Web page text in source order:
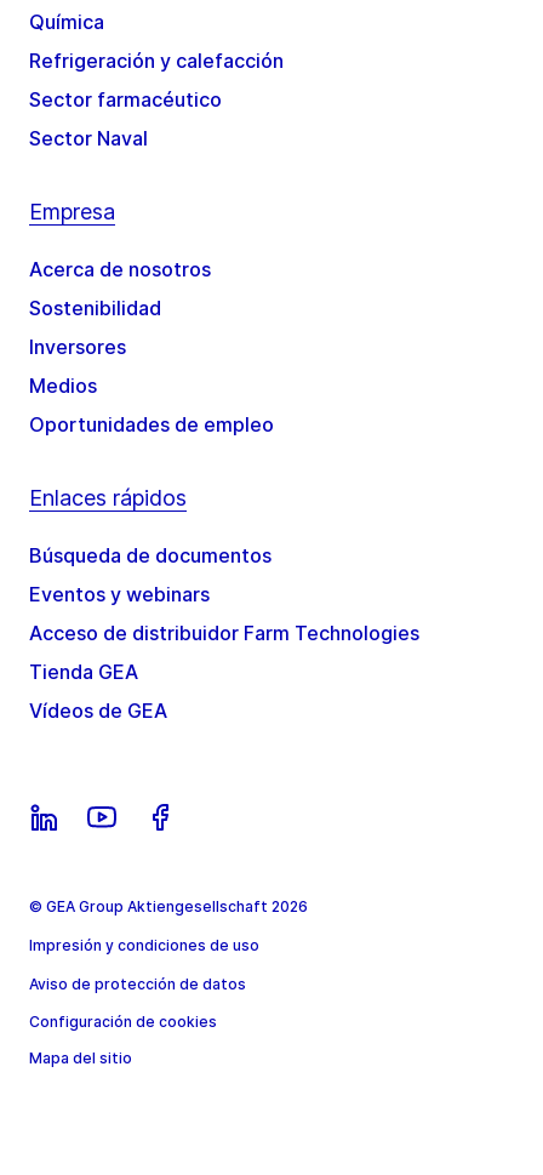
Química
Refrigeración y calefacción
Sector farmacéutico
Sector Naval
Empresa
Acerca de nosotros
Sostenibilidad
Inversores
Medios
Oportunidades de empleo
Enlaces rápidos
Búsqueda de documentos
Eventos y webinars
Acceso de distribuidor Farm Technologies
Tienda GEA
Vídeos de GEA
© GEA Group Aktiengesellschaft 2026
Impresión y condiciones de uso
Aviso de protección de datos
Configuración de cookies
Mapa del sitio